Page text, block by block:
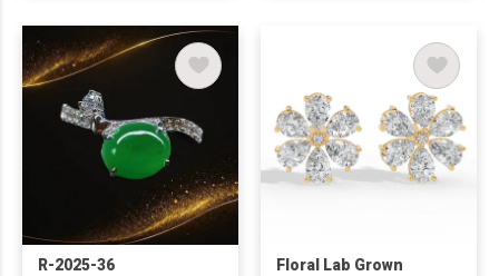
R-2025-36
Floral Lab Grown